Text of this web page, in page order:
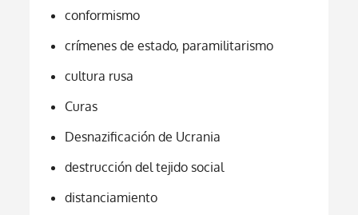
conformismo
crímenes de estado, paramilitarismo
cultura rusa
Curas
Desnazificación de Ucrania
destrucción del tejido social
distanciamiento